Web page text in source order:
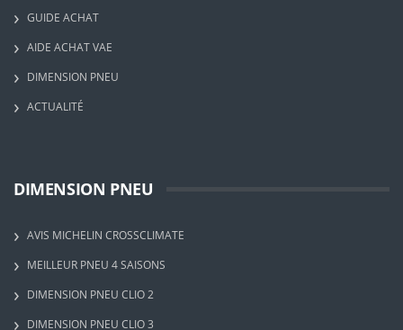
GUIDE ACHAT
AIDE ACHAT VAE
DIMENSION PNEU
ACTUALITÉ
DIMENSION PNEU
AVIS MICHELIN CROSSCLIMATE
MEILLEUR PNEU 4 SAISONS
DIMENSION PNEU CLIO 2
DIMENSION PNEU CLIO 3